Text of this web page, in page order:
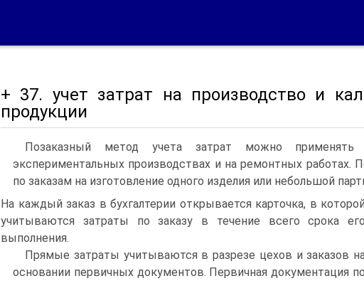
+ 37. учет затрат на производство и
продукции
Позаказный метод учета затрат можно
экспериментальных производствах и на ремонтных работах.
по заказам на изготовление одного изделия или небольшой
На каждый заказ в бухгалтерии открывается карточка, в
учитываются затраты по заказу в течение всего срока
выполнения.
Прямые затраты учитываются в разрезе цехов и заказов
основании первичных документов. Первичная документация